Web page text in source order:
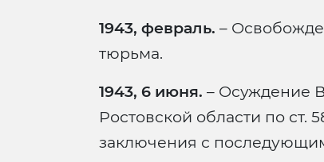
1943, февраль. –
тюрьма.
1943, 6 июня. – Осуждение
Ростовской области по ст.
заключения с